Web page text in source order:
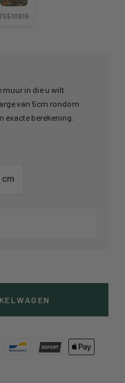
muur in die u wilt
van 5cm rondom
exacte berekening.
cm
75510916